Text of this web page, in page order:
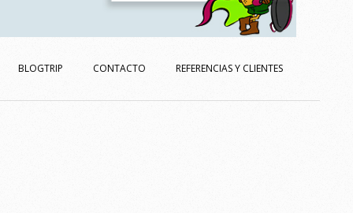
BLOGTRIP CONTACTO REFERENCIAS Y CLIENTES